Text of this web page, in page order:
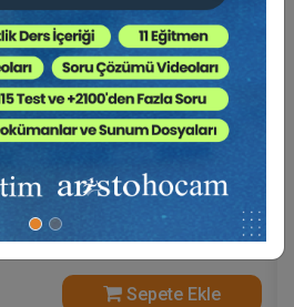
İptali Davaları (2 Eğitmen
Sepete Ekle